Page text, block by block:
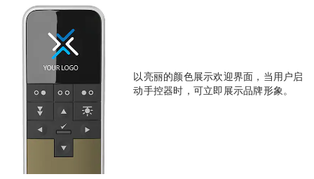
以亮丽的颜色展示欢迎界面，当用户启
动手控器时，可立即展示品牌形象。